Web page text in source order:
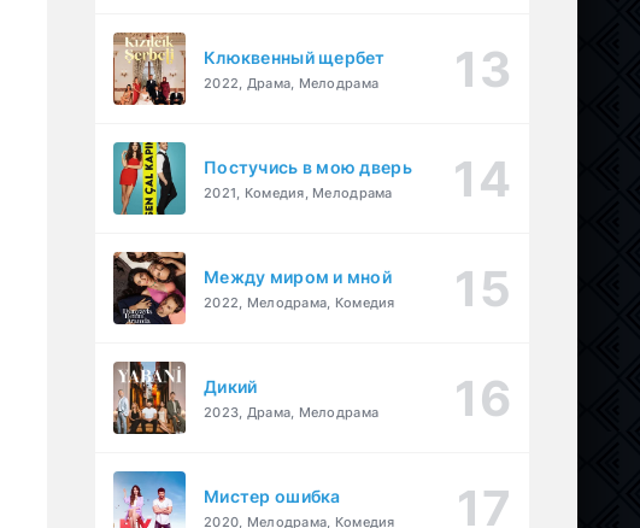
Клюквенный щербет
2022, Драма, Мелодрама
Постучись в мою дверь
2021, Комедия, Мелодрама
Между миром и мной
2022, Мелодрама, Комедия
Дикий
2023, Драма, Мелодрама
Мистер ошибка
2020, Мелодрама, Комедия